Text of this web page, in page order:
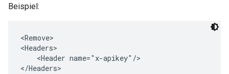
Beispiel:
<Remove>
<Headers>
    <Header name="x-apikey"/>
</Headers>